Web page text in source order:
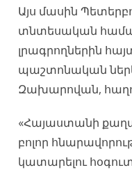
Այս մասին
տնտեսական
լրագրողներին
պաշտոնական
Զախարովան,
«Հայաստանի
բոլոր
կատարելու